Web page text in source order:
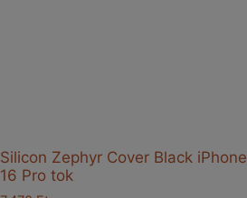
Silicon Zephyr Cover Black iPhone
16 Pro tok